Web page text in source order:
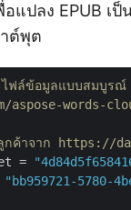
อแปลง EPUB เ
ต์พุต
ฟล์ข้อมูลแบบสมบูรณ์
aspose-words-
กค้าจาก https://
=
"bb959721-5780-